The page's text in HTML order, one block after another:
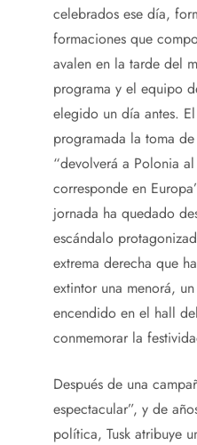
celebrados ese día,
formaciones que
avalen en la tarde del
programa y el equipo
elegido un día antes.
programada la toma
“devolverá a Polonia
corresponde en
jornada ha quedado
escándalo
extrema derecha que
extintor una menorá,
encendido en el hall
conmemorar la
Después de una
espectacular”, y de
política, Tusk atribuye